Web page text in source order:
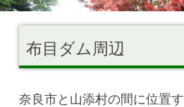
布目ダム周辺
奈良市と山添村の間に位置